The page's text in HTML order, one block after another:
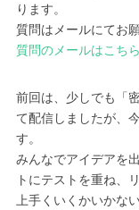
ります。
質問はメールにてお
質問のメールはこち
前回は、少しでも「
て配信しましたが、
す。
みんなでアイデアを
トにテストを重ね、
上手くいくかいかな